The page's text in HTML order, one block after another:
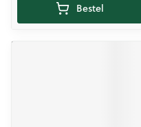
Bestel